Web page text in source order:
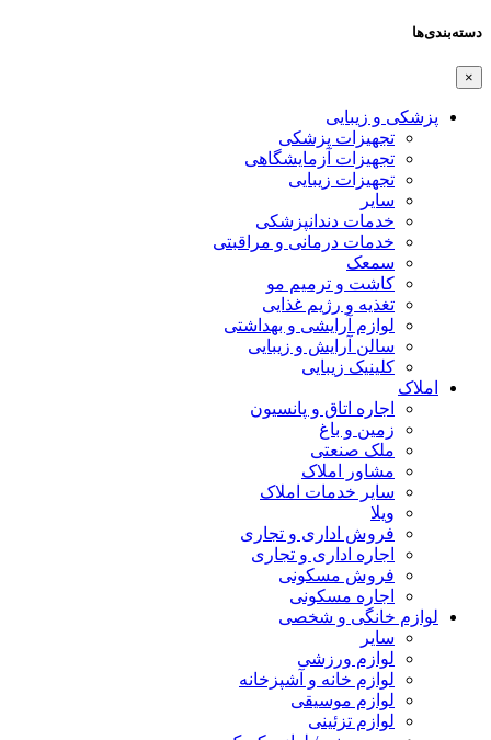
دسته‌بندی‌ها
×
پزشکی و زیبایی
تجهیزات پزشکی
تجهیزات آزمایشگاهی
تجهیزات زیبایی
سایر
خدمات دندانپزشکی
خدمات درمانی و مراقبتی
سمعک
کاشت و ترمیم مو
تغذیه و رژیم غذایی
لوازم آرایشی و بهداشتی
سالن آرایش و زیبایی
کلینیک زیبایی
املاک
اجاره اتاق و پانسیون
زمین و باغ
ملک صنعتی
مشاور املاک
سایر خدمات املاک
ویلا
فروش اداری و تجاری
اجاره اداری و تجاری
فروش مسکونی
اجاره مسکونی
لوازم خانگی و شخصی
سایر
لوازم ورزشی
لوازم خانه و آشپزخانه
لوازم موسیقی
لوازم تزئینی